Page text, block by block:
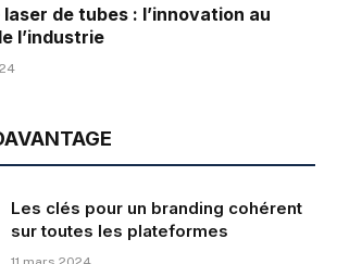
de tubes : l’innovation au
l’industrie
Les clés pour un branding cohérent
sur toutes les plateformes